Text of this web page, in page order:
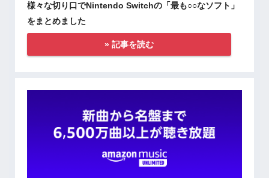
様々な切り口でNintendo Switchの「最も○○なソフト」
をまとめました
» 記事を読む